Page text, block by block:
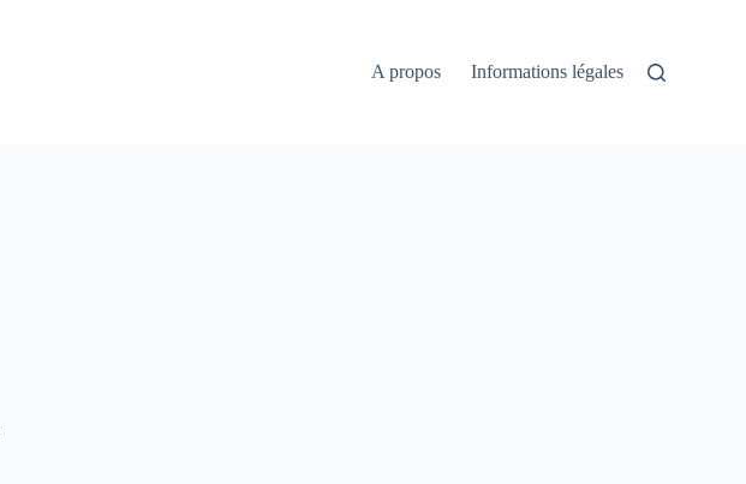
A propos Informations légales